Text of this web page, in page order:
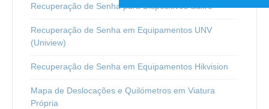
Recuperação de Senha para Dispositivos Safire
Recuperação de Senha em Equipamentos UNV
(Uniview)
Recuperação de Senha em Equipamentos Hikvision
Mapa de Deslocações e Quilómetros em Viatura
Própria